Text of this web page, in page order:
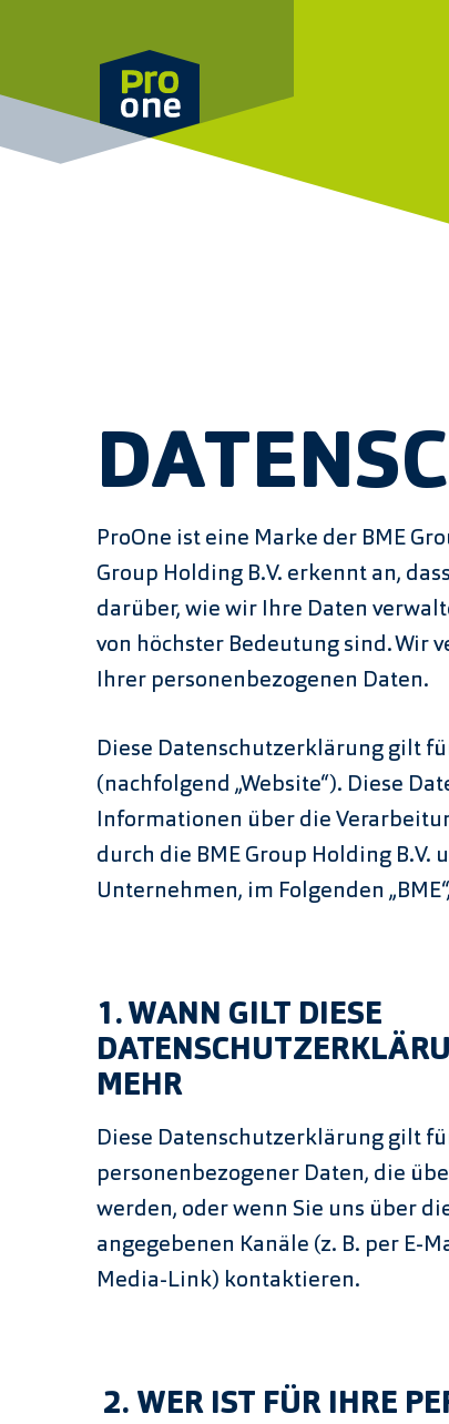
ProOne ist eine Marke der BME
Group Holding B.V. erkennt an,
darüber, wie wir Ihre Daten
von höchster Bedeutung sind. Wir
Ihrer personenbezogenen Daten.
Diese Datenschutzerklärung gilt
(nachfolgend „Website“). Diese
Informationen über die
durch die BME Group Holding B.V.
Unternehmen, im Folgenden
1. WANN GILT DIESE
MEHR
Diese Datenschutzerklärung gilt
personenbezogener Daten, die
werden, oder wenn Sie uns über
angegebenen Kanäle (z. B. per E-
Media-Link) kontaktieren.
2. WER IST FÜR IHRE